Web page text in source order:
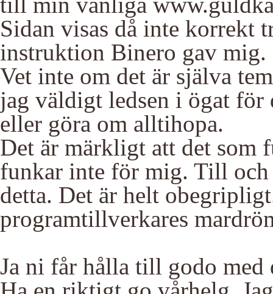
Sidan visas då inte korrekt
instruktion Binero gav mig.
Vet inte om det är själva
jag väldigt ledsen i ögat för
eller göra om alltihopa.
Det är märkligt att det som
funkar inte för mig. Till
detta. Det är helt
programtillverkares
Ja ni får hålla till godo med